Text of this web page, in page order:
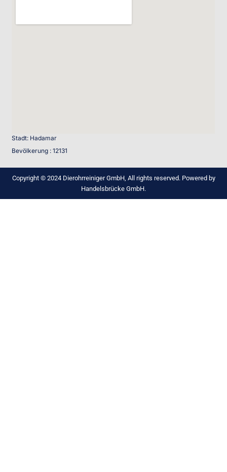
Stadt: Hadamar
Bevölkerung : 12131
Copyright © 2024 Dierohrreiniger GmbH, All rights reserved. Powered by
Handelsbrücke GmbH.